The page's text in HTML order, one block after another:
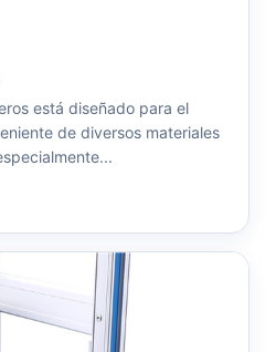
está diseñado para el
de diversos materiales